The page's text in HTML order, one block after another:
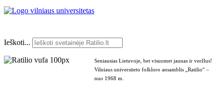
Ieškoti...
Seniausias Lietuvoje, bet visuomet jaunas ir veržlus!
Vilniaus universiteto folkloro ansamblis „Ratilio“ –
nuo 1968 m.